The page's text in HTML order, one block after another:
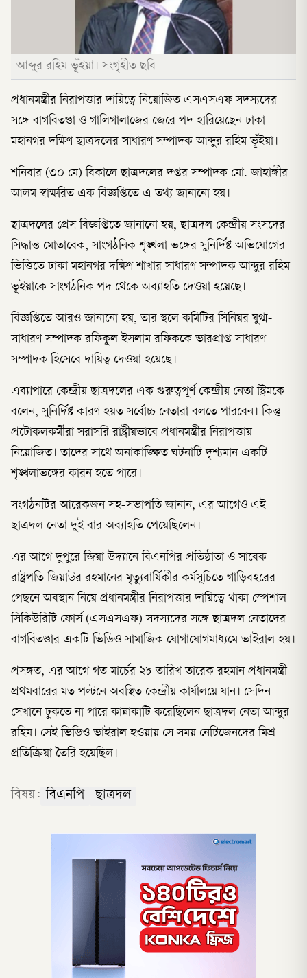
আব্দুর রহিম ভূঁইয়া। সংগৃহীত ছবি
প্রধানমন্ত্রীর নিরাপত্তার দায়িত্বে নিয়োজিত এসএসএফ সদস্যদের
সঙ্গে বাগবিতণ্ডা ও গালিগালাজের জেরে পদ হারিয়েছেন ঢাকা
মহানগর দক্ষিণ ছাত্রদলের সাধারণ সম্পাদক আব্দুর রহিম ভূঁইয়া।
শনিবার (৩০ মে) বিকালে ছাত্রদলের দপ্তর সম্পাদক মো. জাহাঙ্গীর
আলম স্বাক্ষরিত এক বিজ্ঞপ্তিতে এ তথ্য জানানো হয়।
ছাত্রদলের প্রেস বিজ্ঞপ্তিতে জানানো হয়, ছাত্রদল কেন্দ্রীয় সংসদের
সিদ্ধান্ত মোতাবেক, সাংগঠনিক শৃঙ্খলা ভঙ্গের সুনির্দিষ্ট অভিযোগের
ভিত্তিতে ঢাকা মহানগর দক্ষিণ শাখার সাধারণ সম্পাদক আব্দুর রহিম
ভূইয়াকে সাংগঠনিক পদ থেকে অব্যাহতি দেওয়া হয়েছে।
বিজ্ঞপ্তিতে আরও জানানো হয়, তার স্থলে কমিটির সিনিয়র যুগ্ম-
সাধারণ সম্পাদক রফিকুল ইসলাম রফিককে ভারপ্রাপ্ত সাধারণ
সম্পাদক হিসেবে দায়িত্ব দেওয়া হয়েছে।
এব্যাপারে কেন্দ্রীয় ছাত্রদলের এক গুরুত্বপূর্ণ কেন্দ্রীয় নেতা স্ট্রিমকে
বলেন, সুনির্দিষ্ট কারণ হয়ত সর্বোচ্চ নেতারা বলতে পারবেন। কিন্তু
প্রটোকলকর্মীরা সরাসরি রাষ্ট্রীয়ভাবে প্রধানমন্ত্রীর নিরাপত্তায়
নিয়োজিত। তাদের সাথে অনাকাঙ্ক্ষিত ঘটনাটি দৃশ্যমান একটি
শৃঙ্খলাভঙ্গের কারন হতে পারে।
সংগঠনটির আরেকজন সহ-সভাপতি জানান, এর আগেও এই
ছাত্রদল নেতা দুই বার অব্যাহতি পেয়েছিলেন।
এর আগে দুপুরে জিয়া উদ্যানে বিএনপির প্রতিষ্ঠাতা ও সাবেক
রাষ্ট্রপতি জিয়াউর রহমানের মৃত্যুবার্ষিকীর কর্মসূচিতে গাড়িবহরের
পেছনে অবস্থান নিয়ে প্রধানমন্ত্রীর নিরাপত্তার দায়িত্বে থাকা স্পেশাল
সিকিউরিটি ফোর্স (এসএসএফ) সদস্যদের সঙ্গে ছাত্রদল নেতাদের
বাগবিতণ্ডার একটি ভিডিও সামাজিক যোগাযোগমাধ্যমে ভাইরাল হয়।
প্রসঙ্গত, এর আগে গত মার্চের ২৮ তারিখ তারেক রহমান প্রধানমন্ত্রী
প্রথমবারের মত পল্টনে অবস্থিত কেন্দ্রীয় কার্যালয়ে যান। সেদিন
সেখানে ঢুকতে না পারে কান্নাকাটি করেছিলেন ছাত্রদল নেতা আব্দুর
রহিম। সেই ভিডিও ভাইরাল হওয়ায় সে সময় নেটিজেনদের মিশ্র
প্রতিক্রিয়া তৈরি হয়েছিল।
বিষয়: বিএনপি ছাত্রদল